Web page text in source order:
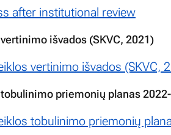
after institutional review
išvados (SKVC, 2021)
vertinimo išvados (SKVC,
priemonių planas
tobulinimo priemonių